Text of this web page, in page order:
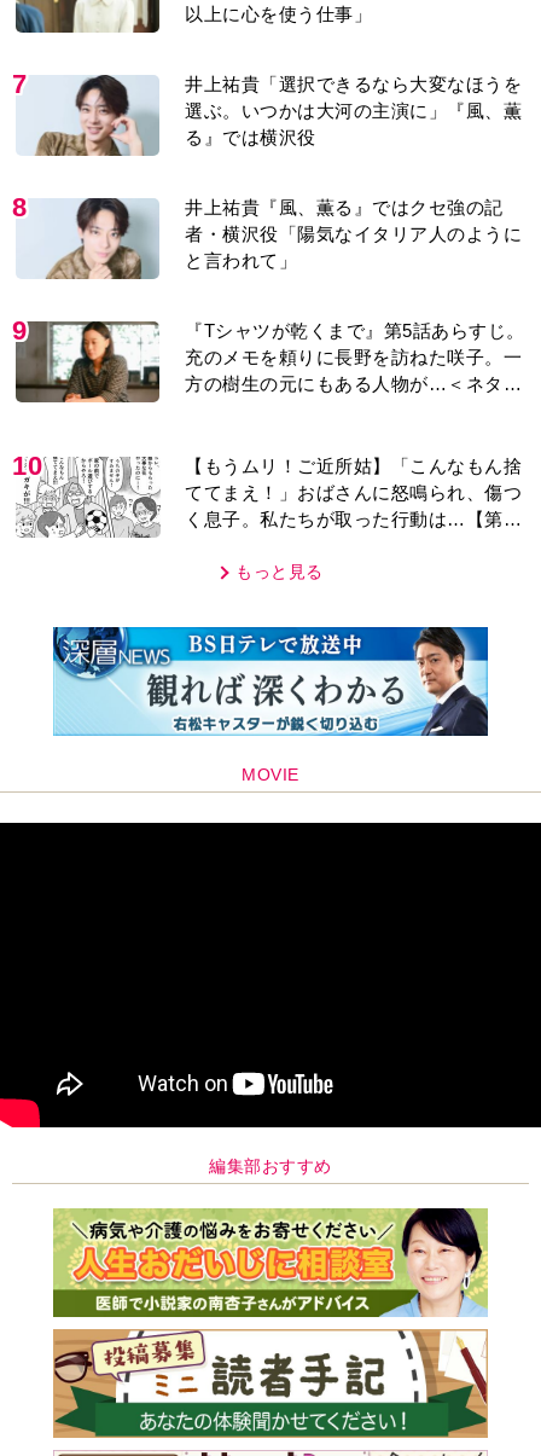
以上に心を使う仕事」
7
井上祐貴「選択できるなら大変なほうを
選ぶ。いつかは大河の主演に」『風、薫
る』では横沢役
8
井上祐貴『風、薫る』ではクセ強の記
者・横沢役「陽気なイタリア人のように
と言われて」
9
『Tシャツが乾くまで』第5話あらすじ。
充のメモを頼りに長野を訪ねた咲子。一
方の樹生の元にもある人物が…＜ネタバ
10
【もうムリ！ご近所姑】「こんなもん捨
ててまえ！」おばさんに怒鳴られ、傷つ
く息子。私たちが取った行動は…【第3
もっと見る
MOVIE
編集部おすすめ